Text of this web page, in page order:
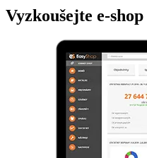
Vyzkoušejte e-shop